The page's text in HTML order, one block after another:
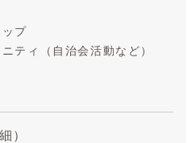
プ
ティ（自治会活動など）
）